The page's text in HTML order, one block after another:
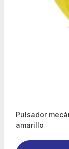
Pulsador
amarillo